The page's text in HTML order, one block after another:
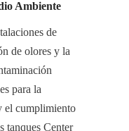
Ambiente
de
de olores y la
para la
el cumplimiento
tanques Center